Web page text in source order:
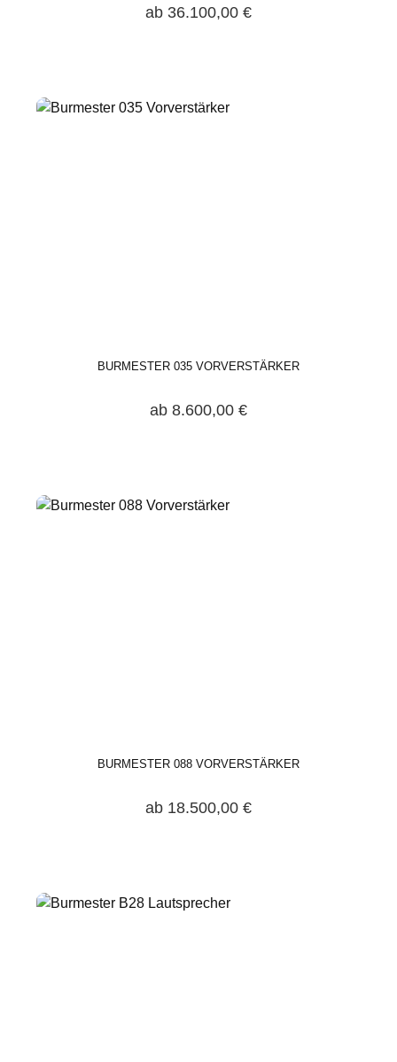
ab 36.100,00 €
BURMESTER 035 VORVERSTÄRKER
ab 8.600,00 €
BURMESTER 088 VORVERSTÄRKER
ab 18.500,00 €